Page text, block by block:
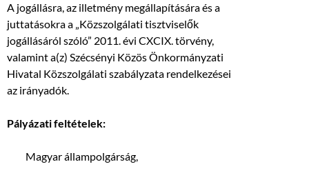
A jogállásra, az illetmény megállapítására és a
juttatásokra a „Közszolgálati tisztviselők
jogállásáról szóló” 2011. évi CXCIX. törvény,
valamint a(z) Szécsényi Közös Önkormányzati
Hivatal Közszolgálati szabályzata rendelkezései
az irányadók.
Pályázati feltételek:
 Magyar állampolgárság,